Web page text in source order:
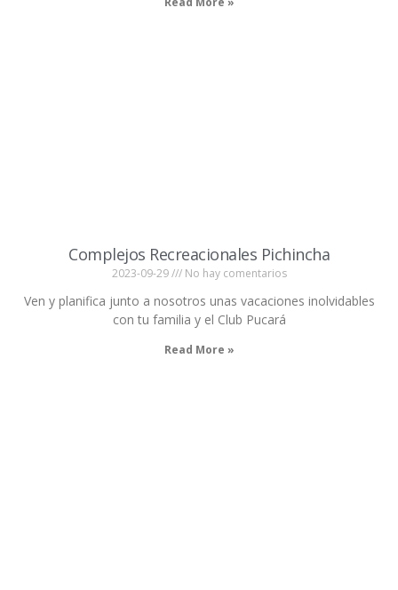
Complejos Recreacionales Pichincha
2023-09-29 No hay comentarios
Ven y planifica junto a nosotros unas vacaciones inolvidables
con tu familia y el Club Pucará
Read More »